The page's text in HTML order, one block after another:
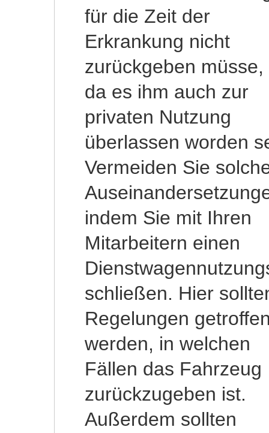
für die Zeit der
Erkrankung nicht
zurückgeben müsse,
da es ihm auch zur
privaten Nutzung
überlassen worden
Vermeiden Sie
indem Sie mit Ihren
Mitarbeitern einen
schließen. Hier
Regelungen
werden, in welchen
Fällen das Fahrzeug
zurückzugeben ist.
Außerdem sollten
Bruttolistenpreis des
Fahrzeuges z.B.
14.000 EUR beträgt, so
beläuft sich die
Nutzungsentschädigung
im Monat auf
EUR. Dies kann auf
Tage
werden. Eine
Nutzungsentschädigung
steht dem
auch zu, wenn er
ist. Der Anspruch
eine
Nutzungsentschädigung
ist gekoppelt an den
Anspruch auf